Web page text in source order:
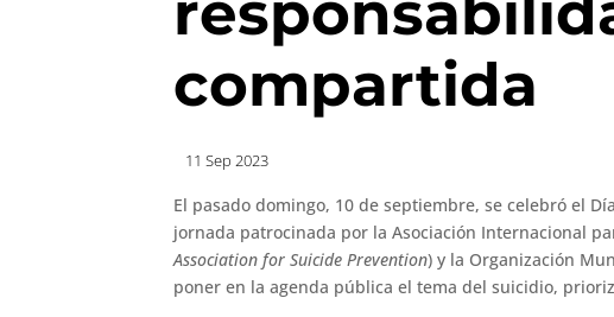
compartida
11 Sep 2023
El pasado domingo, 10 de septiembre, se celebró el
jornada patrocinada por la Asociación Internacional
Association for Suicide Prevention) y la Organización
poner en la agenda pública el tema del suicidio,